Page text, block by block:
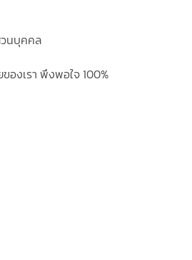
วนบุคคล
องเรา พึงพอใจ 100%